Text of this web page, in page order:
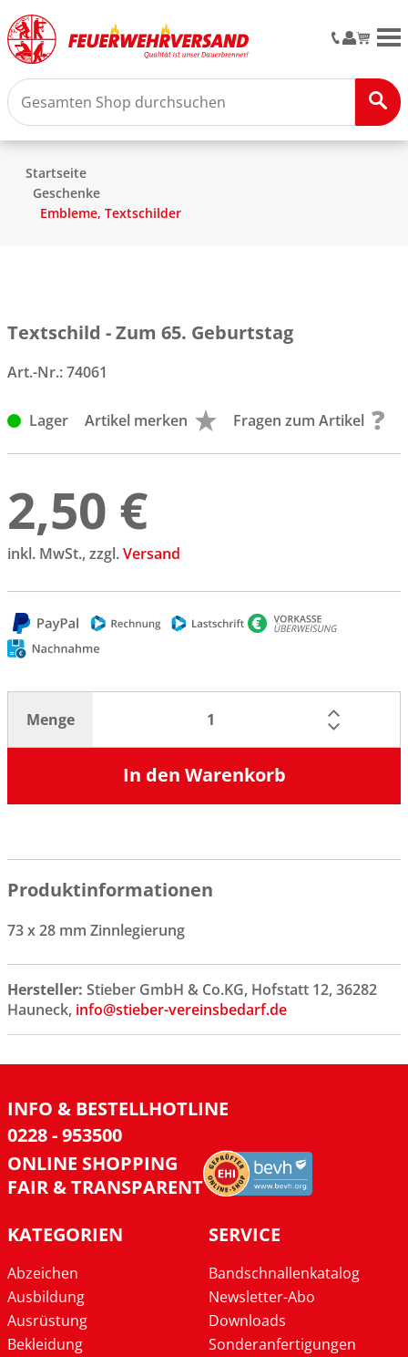
Startseite
Geschenke
Embleme, Textschilder
Textschild - Zum 65. Geburtstag
Art.-Nr.:74061
Lager Artikel merken Fragen zum Artikel
2,50 €
inkl. MwSt., zzgl.Versand
Menge
In den Warenkorb
Produktinformationen
73 x 28 mm Zinnlegierung
Hersteller: Stieber GmbH & Co.KG, Hofstatt 12, 36282
Hauneck, info@stieber-vereinsbedarf.de
INFO & BESTELLHOTLINE
0228 - 953500
ONLINE SHOPPING
FAIR & TRANSPARENT
KATEGORIEN
Abzeichen
Ausbildung
Ausrüstung
Bekleidung
SERVICE
Bandschnallenkatalog
Newsletter-Abo
Downloads
Sonderanfertigungen